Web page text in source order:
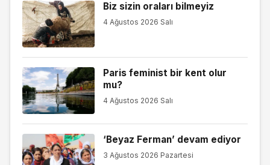
Biz sizin oraları bilmeyiz
4 Ağustos 2026 Salı
Paris feminist bir kent olur
mu?
4 Ağustos 2026 Salı
‘Beyaz Ferman’ devam ediyor
3 Ağustos 2026 Pazartesi